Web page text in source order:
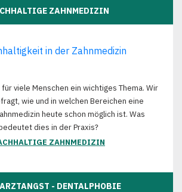
ZAHNMEDIZIN
viele Menschen ein wichtiges Thema. Wir
wie und in welchen Bereichen eine
heute schon möglich ist. Was
dies in der Praxis?
ZAHNMEDIZIN
- DENTALPHOBIE